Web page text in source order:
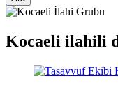
Kocaeli ilahili